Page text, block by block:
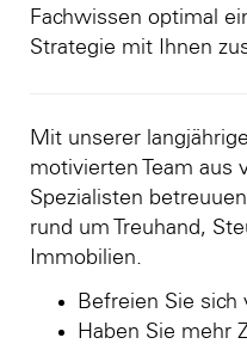
Fachwissen optimal
Strategie mit Ihnen
Mit unserer
motivierten Team aus
Spezialisten
rund um Treuhand,
Immobilien.
Befreien Sie sich
Haben Sie mehr